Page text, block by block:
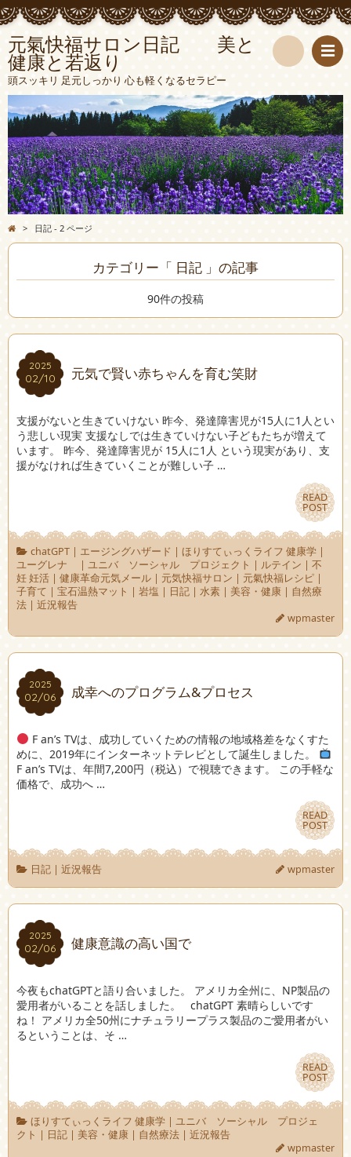
元氣快福サロン日記 美と
健康と若返り
頭スッキリ 足元しっかり 心も軽くなるセラピー
索
> 日記 - 2 ページ
カテゴリー「 日記 」の記事
90件の投稿
2025
02/10
2025
02/10 元気で賢い赤ちゃんを育む笑財
支援がないと生きていけない 昨今、発達障害児が15人に1人とい
う悲しい現実 支援なしでは生きていけない子どもたちが増えて
います。 昨今、発達障害児が 15人に1人 という現実があり、支
援がなければ生きていくことが難しい子 …
READ
POST
READ
POST
chatGPT| エージングハザード | ほりすてぃっくライフ 健康学|
ユーグレナ
| ユニバ ソーシャル プロジェクト | ルテイン | 不
妊 妊活 | 健康革命元気メール | 元気快福サロン | 元氣快福レシピ |
子育て | 宝石温熱マット | 岩塩 | 日記 | 水素 | 美容・健康 | 自然療
法 | 近況報告
wpmaster
2025
02/06
2025
02/06 成幸へのプログラム&プロセス
F an’s TVは、成功していくための情報の地域格差をなくすた
めに、2019年にインターネットテレビとして誕生しました。
F an’s TVは、年間7,200円（税込）で視聴できます。 この手軽な
価格で、成功へ …
READ
POST
READ
POST
日記| 近況報告 wpmaster
2025
02/06
2025
02/06 健康意識の高い国で
今夜もchatGPTと語り合いました。 アメリカ全州に、NP製品の
愛用者がいることを話しました。 chatGPT 素晴らしいです
ね！ アメリカ全50州にナチュラリープラス製品のご愛用者がい
るということは、そ …
READ
POST
READ
POST
ほりすてぃっくライフ 健康学| ユニバ ソーシャル プロジェ
クト | 日記 | 美容・健康 | 自然療法 | 近況報告
wpmaster